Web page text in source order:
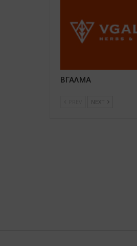
ΒΓΑΛΜΑ
NEXT